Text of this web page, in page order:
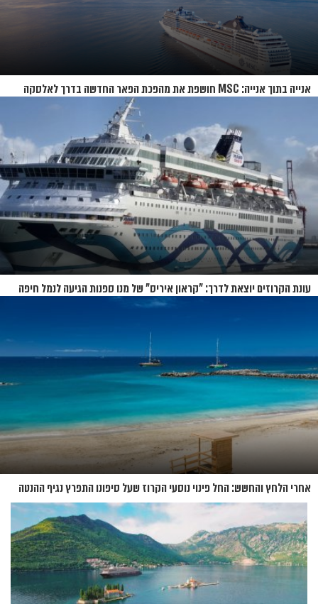
אנייה בתוך אנייה: MSC חושפת את מהפכת הפאר החדשה בדרך לאלסקה
עונת הקרוזים יוצאת לדרך: "קראון איריס" של מנו ספנות הגיעה לנמל חיפה
אחרי הלחץ והחשש: החל פינוי נוסעי הקרוז שעל סיפונו התפרץ נגיף ההנטה